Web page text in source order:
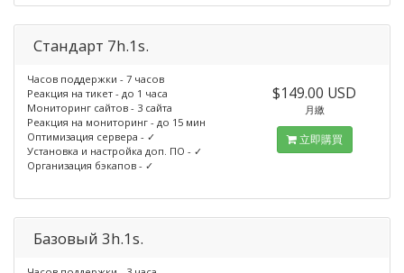
Стандарт 7h.1s.
Часов поддержки - 7 часов
Реакция на тикет - до 1 часа
Мониторинг сайтов - 3 сайта
Реакция на мониторинг - до 15 мин
Оптимизация сервера - ✓
Установка и настройка доп. ПО - ✓
Организация бэкапов - ✓
$149.00 USD
月繳
立即購買
Базовый 3h.1s.